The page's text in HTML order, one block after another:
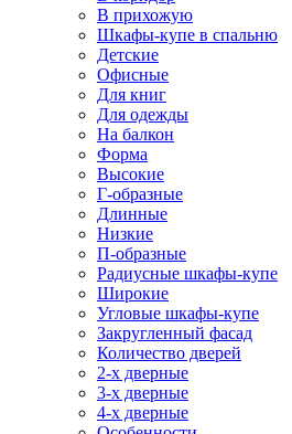
В прихожую
Шкафы-купе в спальню
Детские
Офисные
Для книг
Для одежды
На балкон
Форма
Высокие
Г-образные
Длинные
Низкие
П-образные
Радиусные шкафы-купе
Широкие
Угловые шкафы-купе
Закругленный фасад
Количество дверей
2-х дверные
3-х дверные
4-х дверные